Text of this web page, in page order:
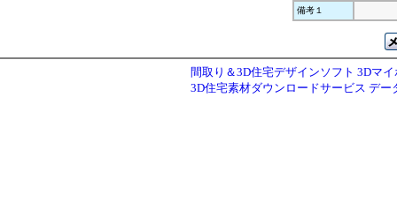
備考１
間取り＆3D住宅デザインソフト 3Dマ
3D住宅素材ダウンロードサービス デー